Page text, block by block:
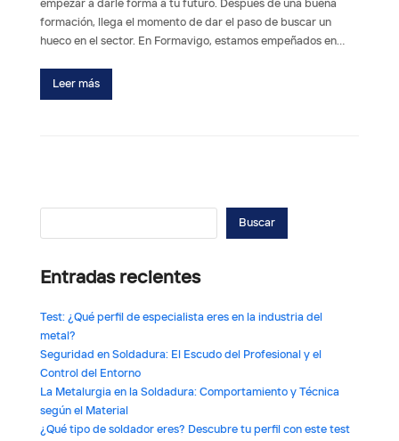
empezar a darle forma a tu futuro. Después de una buena
formación, llega el momento de dar el paso de buscar un
hueco en el sector. En Formavigo, estamos empeñados en…
Leer más
Buscar
Entradas recientes
Test: ¿Qué perfil de especialista eres en la industria del
metal?
Seguridad en Soldadura: El Escudo del Profesional y el
Control del Entorno
La Metalurgia en la Soldadura: Comportamiento y Técnica
según el Material
¿Qué tipo de soldador eres? Descubre tu perfil con este test